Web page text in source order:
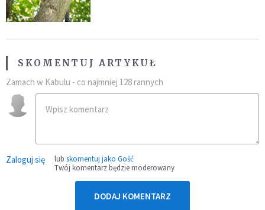
SKOMENTUJ ARTYKUŁ
Zamach w Kabulu - co najmniej 128 rannych
Zaloguj się lub skomentuj jako Gość
Twój komentarz będzie moderowany
DODAJ KOMENTARZ